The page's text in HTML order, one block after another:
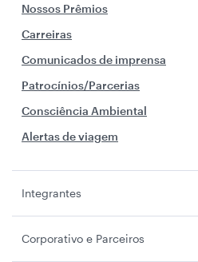
Nossos Prêmios
Carreiras
Comunicados de imprensa
Patrocínios/Parcerias
Consciência Ambiental
Alertas de viagem
Integrantes
Corporativo e Parceiros